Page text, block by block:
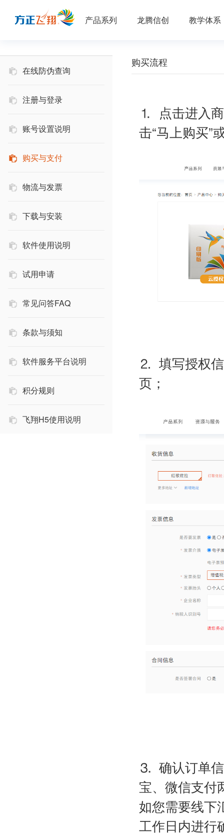
产品系列 龙腾信创 教学体系
在线防伪查询
注册与登录
账号设置说明
购买与支付
物流与发票
下载与安装
软件使用说明
试用申请
常见问答FAQ
条款与须知
软件服务平台说明
积分规则
飞翔H5使用说明
购买流程
⒈ 点击进入
击“马上购买”
⒉ 填写授权信
页；
⒊ 确认订单信
宝、微信支付
如您需要线下
工作日内进行